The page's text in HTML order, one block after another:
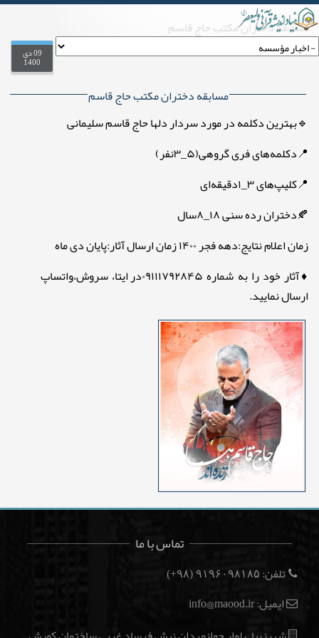
مسابقه دختران مکتب حاج قاسم
on 09 دی
1400
.
مسابقه دختران مکتب حاج قاسم
🔹بهترین دکلمه در مورد سردار دلها حاج قاسم سلیمانی
📍دکلمه‌های فری گروهی(۵_۳نفر)
📍کلیپ‌های ۳_۱دقیقه‌ای
🍂دختران رده سنی ۱۸_۸سال
زمان اعلام نتایج:دهه فجر ۱۴۰۰ زمان ارسال آثار:پایان دی ماه
♦️آثار خود را به شماره ۰۹۱۱۱۷۹۲۸۴۵در ایتا، سروش،واتساپ
ارسال نمایید.
تماس با ما
تلفن: ۹۱۹۶۰۹۸۱۸۵ (۹۸+)
ایمیل: info@maood.ir